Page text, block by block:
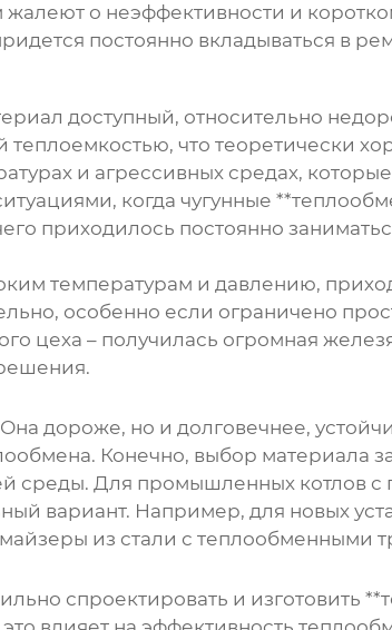
о неэффективности и
постоянно вкладываться в
доступный, относительно
теплоемкостью, что теоретически
и агрессивных средах, которые
когда чугунные
приходилось постоянно
температурам и давлению,
особенно если ограничено
цеха – получилась огромная
дороже, но и долговечнее,
Конечно, выбор материала
среды. Для промышленных котлов
вариант. Например, для новых
из стали с теплообменными
спроектировать и изготовить